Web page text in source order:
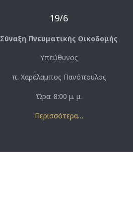
19/6
Σύναξη Πνευματικής Οικοδομής
Υπεύθυνος
π. Χαράλαμπος Πανόπουλος
Ώρα: 8:00 μ. μ.
Περισσότερα…